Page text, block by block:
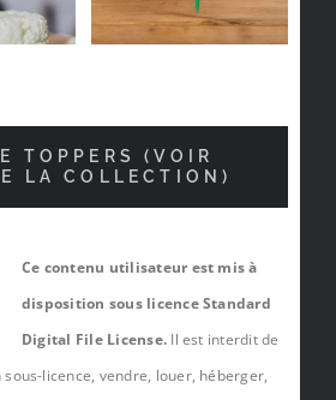
TOPPERS (VOIR
LA COLLECTION)
Ce contenu utilisateur est mis à
disposition sous licence Standard
Digital File License. Il est interdit de
licence, vendre, louer, héberger,